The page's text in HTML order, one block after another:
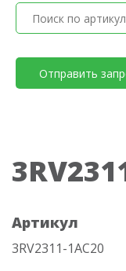
Отправить
Артикул
3RV2311-1AC20